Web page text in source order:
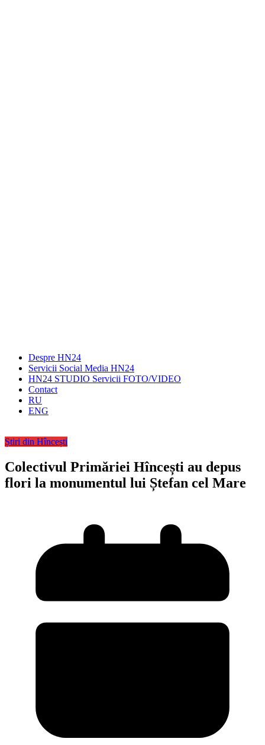
Despre HN24
Servicii Social Media HN24
HN24 STUDIO Servicii FOTO/VIDEO
Contact
RU
ENG
Știri din Hîncești
Colectivul Primăriei Hîncești au depus
flori la monumentul lui Ștefan cel Mare